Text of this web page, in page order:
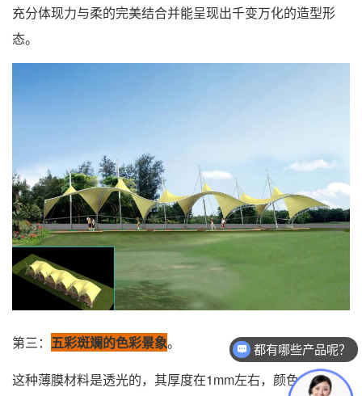
充分体现力与柔的完美结合并能呈现出千变万化的造型形
态。
第三： 五彩斑斓的色彩景象。
这种薄膜材料是透光的，其厚度在1mm左右，颜色上有多
都有哪些产品呢？